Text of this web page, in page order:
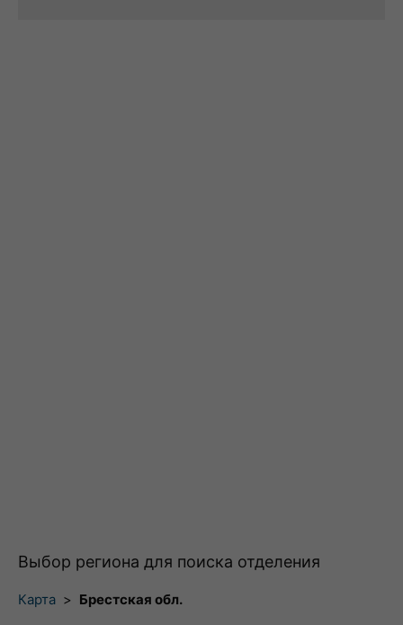
Выбор региона для поиска отделения
Карта > Брестская обл.